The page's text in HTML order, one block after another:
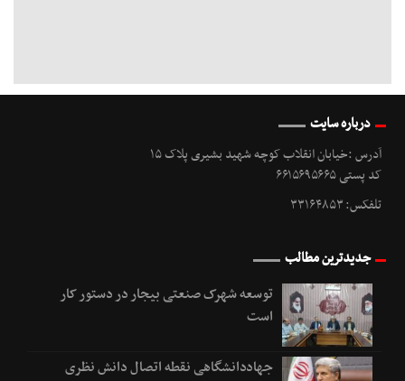
درباره سایت
آدرس :خیابان انقلاب کوچه شهید بشیری پلاک ۱۵
کد پستی ۶۶۱۵۶۹۵۶۶۵
تلفکس: ۳۳۱۶۴۸۵۳
جدیدترین مطالب
توسعه شهرک صنعتی بیجار در دستور کار
است
جهاددانشگاهی نقطه اتصال دانش نظری